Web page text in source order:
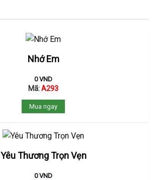
Nhớ Em
0VND
Mã:A293
Mua ngay
Yêu Thương Trọn Vẹn
0VND